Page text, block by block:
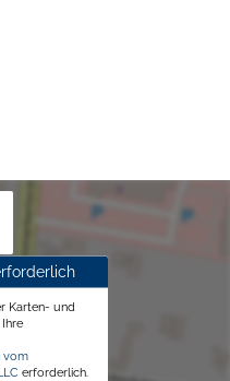
Karten- und
vom
erforderlich.